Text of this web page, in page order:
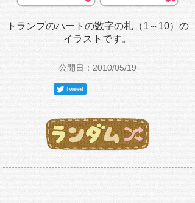
トランプのハートの数字の札（1～10）の
イラストです。
公開日：2010/05/19